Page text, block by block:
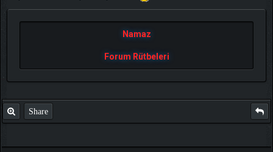
Namaz
Forum Rütbeleri
Share